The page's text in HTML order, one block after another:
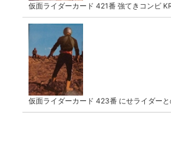
仮面ライダーカード 421番 強てきコンビ
仮面ライダーカード 423番 にせライダー